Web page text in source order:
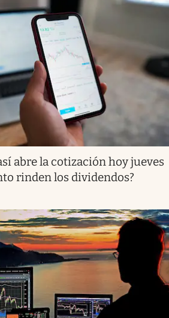
abre la cotización hoy jueves
rinden los dividendos?